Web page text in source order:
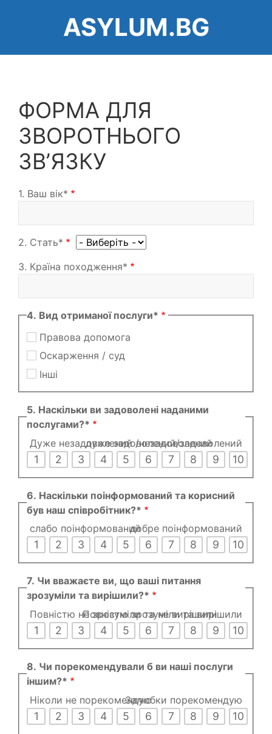
ASYLUM.BG
ФОРМА ДЛЯ
ЗВОРОТНЬОГО
ЗВ’ЯЗКУ
1. Ваш вік*
2. Стать*
3. Країна походження*
4. Вид отриманої послуги*
Правова допомога
Оскарження / суд
Інші
5. Наскільки ви задоволені наданими
послугами?*
Дуже незадоволений /незадоволений
дуже задоволений/задоволений
1 2 3 4 5 6 7 8 9 10
6. Наскільки поінформований та корисний
був наш співробітник?*
слабо поінформованийдобре поінформований
1 2 3 4 5 6 7 8 9 10
7. Чи вважаєте ви, що ваші питання
зрозуміли та вирішили?*
Повністю не зрозуміли та не вирішили
Повністю зрозуміли та вирішили
1 2 3 4 5 6 7 8 9 10
8. Чи порекомендували б ви наші послуги
іншим?*
Ніколи не порекомендуюЗалюбки порекомендую
1 2 3 4 5 6 7 8 9 10